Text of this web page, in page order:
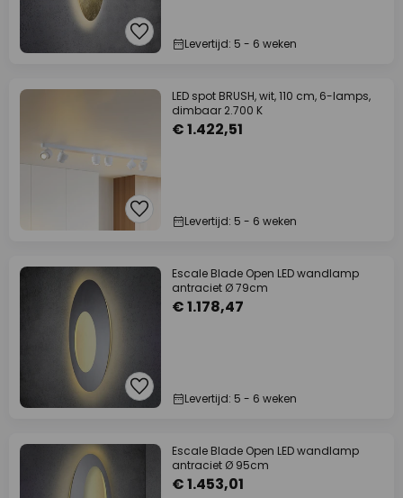
Levertijd: 5 - 6 weken
LED spot BRUSH, wit, 110 cm, 6-lamps,
dimbaar 2.700 K
€ 1.422,51
Levertijd: 5 - 6 weken
Escale Blade Open LED wandlamp
antraciet Ø 79cm
€ 1.178,47
Levertijd: 5 - 6 weken
Escale Blade Open LED wandlamp
antraciet Ø 95cm
€ 1.453,01